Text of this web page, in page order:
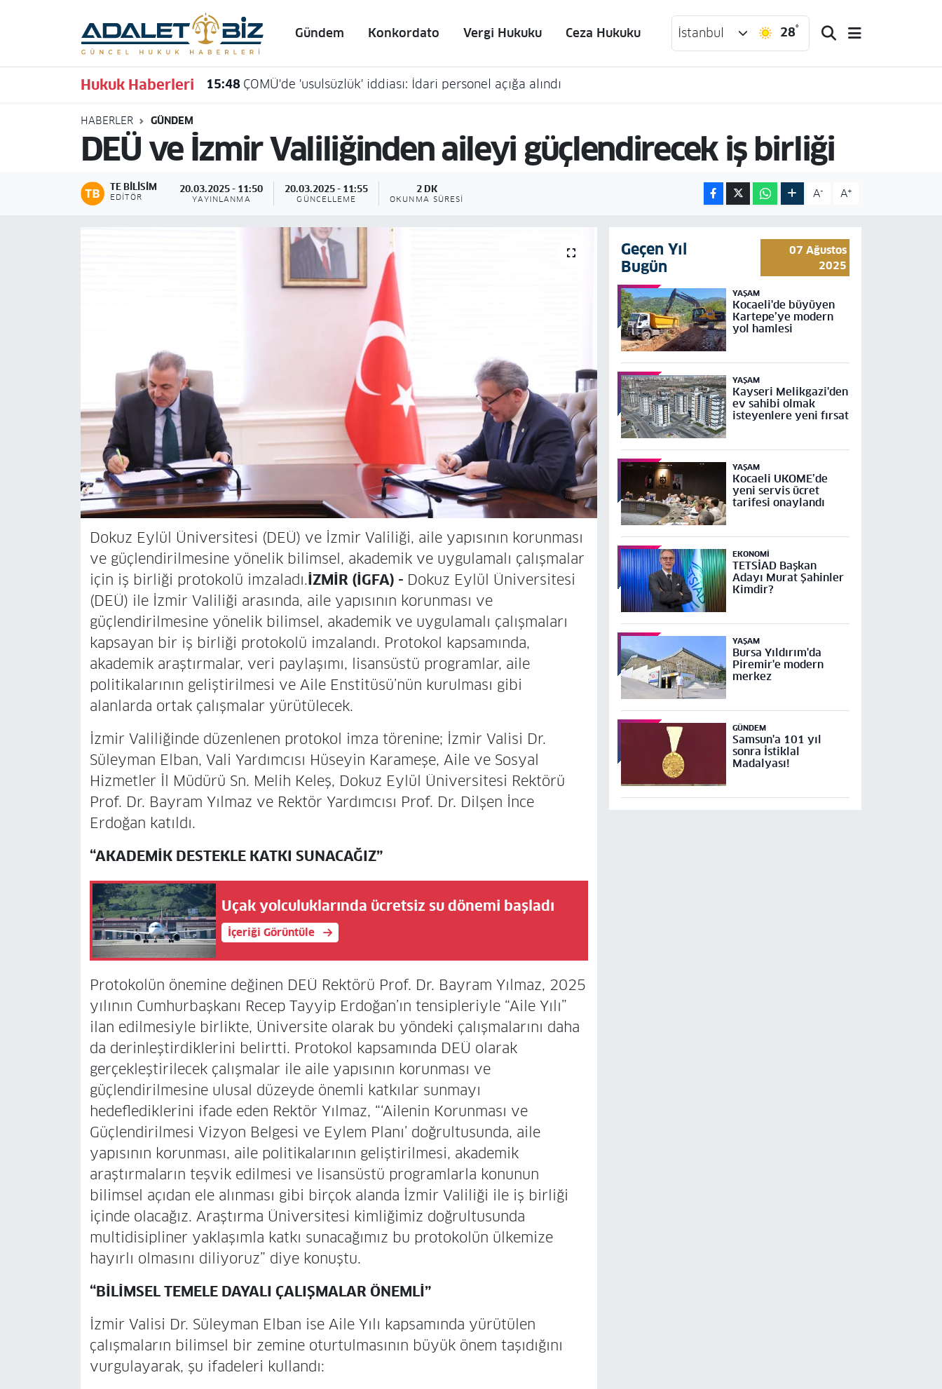
Gündem Konkordato Vergi Hukuku Ceza Hukuku İstanbul 28°
Hukuk Haberleri 15:48 ÇOMÜ'de 'usulsüzlük' iddiası: İdari personel açığa alındı
HABERLER GÜNDEM
DEÜ ve İzmir Valiliğinden aileyi güçlendirecek iş birliği
TE BILISIM
EDITÖR
20.03.2025 - 11:50
YAYINLANMA
20.03.2025 - 11:55
GÜNCELLEME
2 DK
OKUNMA SÜRESI A- A+
Dokuz Eylül Üniversitesi (DEÜ) ve İzmir Valiliği, aile yapısının korunması
ve güçlendirilmesine yönelik bilimsel, akademik ve uygulamalı çalışmalar
için iş birliği protokolü imzaladı.İZMİR (İGFA) - Dokuz Eylül Üniversitesi
(DEÜ) ile İzmir Valiliği arasında, aile yapısının korunması ve
güçlendirilmesine yönelik bilimsel, akademik ve uygulamalı çalışmaları
kapsayan bir iş birliği protokolü imzalandı. Protokol kapsamında,
akademik araştırmalar, veri paylaşımı, lisansüstü programlar, aile
politikalarının geliştirilmesi ve Aile Enstitüsü’nün kurulması gibi
alanlarda ortak çalışmalar yürütülecek.
İzmir Valiliğinde düzenlenen protokol imza törenine; İzmir Valisi Dr.
Süleyman Elban, Vali Yardımcısı Hüseyin Karameşe, Aile ve Sosyal
Hizmetler İl Müdürü Sn. Melih Keleş, Dokuz Eylül Üniversitesi Rektörü
Prof. Dr. Bayram Yılmaz ve Rektör Yardımcısı Prof. Dr. Dilşen İnce
Erdoğan katıldı.
“AKADEMİK DESTEKLE KATKI SUNACAĞIZ”
Uçak yolculuklarında ücretsiz su dönemi başladı
İçeriği Görüntüle
Protokolün önemine değinen DEÜ Rektörü Prof. Dr. Bayram Yılmaz, 2025
yılının Cumhurbaşkanı Recep Tayyip Erdoğan’ın tensipleriyle “Aile Yılı”
ilan edilmesiyle birlikte, Üniversite olarak bu yöndeki çalışmalarını daha
da derinleştirdiklerini belirtti. Protokol kapsamında DEÜ olarak
gerçekleştirilecek çalışmalar ile aile yapısının korunması ve
güçlendirilmesine ulusal düzeyde önemli katkılar sunmayı
hedeflediklerini ifade eden Rektör Yılmaz, “‘Ailenin Korunması ve
Güçlendirilmesi Vizyon Belgesi ve Eylem Planı’ doğrultusunda, aile
yapısının korunması, aile politikalarının geliştirilmesi, akademik
araştırmaların teşvik edilmesi ve lisansüstü programlarla konunun
bilimsel açıdan ele alınması gibi birçok alanda İzmir Valiliği ile iş birliği
içinde olacağız. Araştırma Üniversitesi kimliğimiz doğrultusunda
multidisipliner yaklaşımla katkı sunacağımız bu protokolün ülkemize
hayırlı olmasını diliyoruz” diye konuştu.
“BİLİMSEL TEMELE DAYALI ÇALIŞMALAR ÖNEMLİ”
İzmir Valisi Dr. Süleyman Elban ise Aile Yılı kapsamında yürütülen
çalışmaların bilimsel bir zemine oturtulmasının büyük önem taşıdığını
vurgulayarak, şu ifadeleri kullandı:
Geçen Yıl
Bugün
07 Ağustos
2025
YAŞAM
Kocaeli'de büyüyen
Kartepe’ye modern
yol hamlesi
YAŞAM
Kayseri Melikgazi'den
ev sahibi olmak
isteyenlere yeni fırsat
YAŞAM
Kocaeli UKOME’de
yeni servis ücret
tarifesi onaylandı
EKONOMI
TETSİAD Başkan
Adayı Murat Şahinler
Kimdir?
YAŞAM
Bursa Yıldırım'da
Piremir'e modern
merkez
GÜNDEM
Samsun'a 101 yıl
sonra İstiklal
Madalyası!
Hava Durumu
Trafik Durumu
Süper Lig Puan Durumu ve Fikstür
Tüm Manşetler
Son Dakika Haberleri